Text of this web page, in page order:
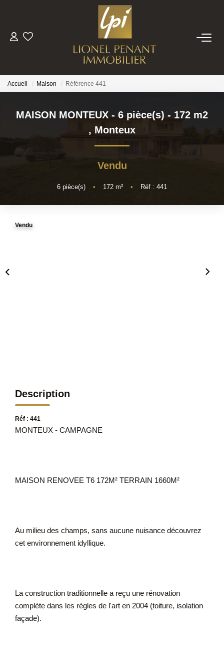
VENTES
PRESTIGE
BIENS VENDUS
NOTRE EQUIPE
Accueil Maison Référence 441
MAISON MONTEUX - 6 pièce(s) - 172 m2
, Monteux
Vendu
6 pièce(s) • 172 m² • Réf : 441
Vendu
Description
Réf : 441
MONTEUX - CAMPAGNE
MAISON RENOVEE T6 172M² TERRAIN 1660M²
Au milieu des champs, sans aucune nuisance découvrez
cet environnement idyllique.
La construction traditionnelle a reçu une rénovation
complète dans les règles de l'art en 2004 (toiture, isolation
façade).